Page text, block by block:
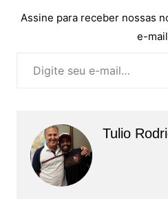
Assine para receber nossas
e-
Tulio